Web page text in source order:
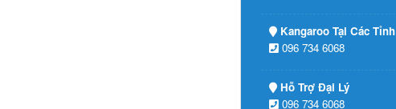
Kangaroo Tại Các Tỉnh
096 734 6068
Hỗ Trợ Đại Lý
096 734 6068